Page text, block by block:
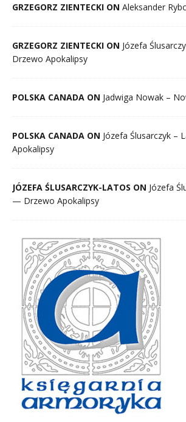
GRZEGORZ ZIENTECKI ON Aleksander
GRZEGORZ ZIENTECKI ON Józefa
Drzewo Apokalipsy
POLSKA CANADA ON Jadwiga Nowak –
POLSKA CANADA ON Józefa Ślusarczyk
Apokalipsy
JÓZEFA ŚLUSARCZYK-LATOS ON Józefa
— Drzewo Apokalipsy